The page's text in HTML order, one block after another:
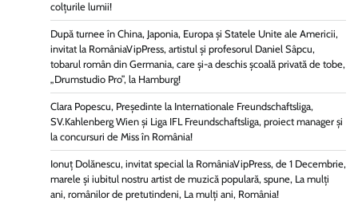
colțurile lumii!
După turnee în China, Japonia, Europa și Statele Unite ale Americii,
invitat la RomâniaVipPress, artistul și profesorul Daniel Sâpcu,
tobarul român din Germania, care și-a deschis școală privată de tobe,
„Drumstudio Pro”, la Hamburg!
Clara Popescu, Președinte la Internationale Freundschaftsliga,
SV.Kahlenberg Wien şi Liga IFL Freundschaftsliga, proiect manager și
la concursuri de Miss în România!
Ionuț Dolănescu, invitat special la RomâniaVipPress, de 1 Decembrie,
marele și iubitul nostru artist de muzică populară, spune, La mulți
ani, românilor de pretutindeni, La mulți ani, România!